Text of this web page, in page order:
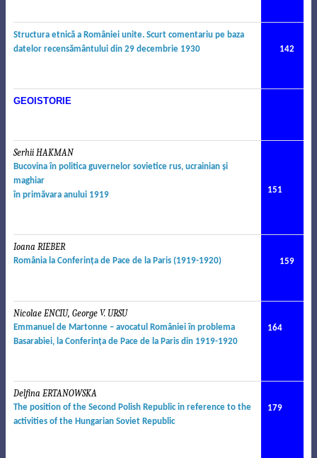
Structura etnică a României unite. Scurt comentariu pe baza
datelor recensământului din 29 decembrie 1930
142
GEOISTORIE
Serhii HAKMAN
Bucovina în politica guvernelor sovietice rus, ucrainian şi
maghiar
în primăvara anului 1919
151
Ioana RIEBER
România la Conferinţa de Pace de la Paris (1919-1920) 159
Nicolae ENCIU, George V. URSU
Emmanuel de Martonne – avocatul României în problema
Basarabiei, la Conferinţa de Pace de la Paris din 1919-1920
164
Delfina ERTANOWSKA
The position of the Second Polish Republic in reference to the
activities of the Hungarian Soviet Republic
179